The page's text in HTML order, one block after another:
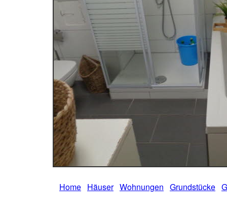
Home Häuser Wohnungen Grundstücke